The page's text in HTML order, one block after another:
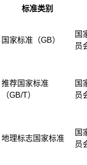
标准类别
国家标准（GB）
国
员
推荐国家标准
（GB/T）
国
员
地理标志国家标准
国
员